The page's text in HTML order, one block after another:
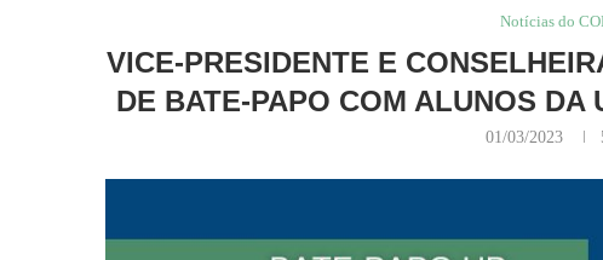
Notícias do
VICE-PRESIDENTE E
DE BATE-PAPO COM ALUNOS DA
01/03/2023